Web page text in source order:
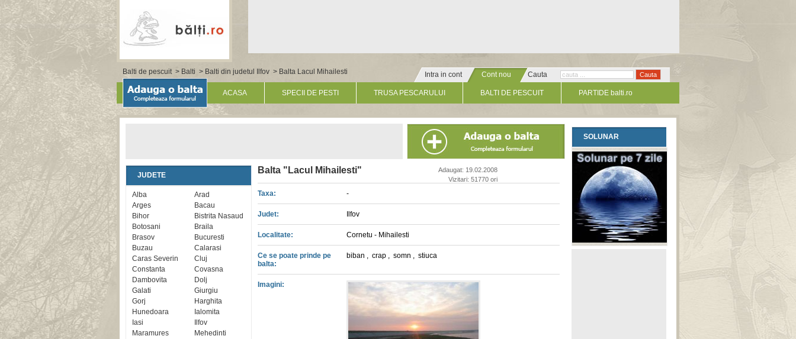
Balti de pescuit> Balti > Balti din judetul Ilfov > Balta Lacul Mihailesti Intra in cont
Cont nou
» Click pentru un cont nou
Cauta
ACASA SPECII DE PESTI TRUSA PESCARULUI BALTI DE PESCUIT PARTIDE balti.ro
JUDETE
Alba
Arad
Arges
Bacau
Bihor
Bistrita Nasaud
Botosani
Braila
Brasov
Bucuresti
Buzau
Calarasi
Caras Severin
Cluj
Constanta
Covasna
Dambovita
Dolj
Galati
Giurgiu
Gorj
Harghita
Hunedoara
Ialomita
Iasi
Ilfov
Maramures
Mehedinti
Balta "Lacul Mihailesti"
Adaugat: 19.02.2008
Vizitari: 51770 ori
Taxa: -
Judet: Ilfov
Localitate: Cornetu - Mihailesti
Ce se poate prinde pe
balta:
biban , crap , somn , stiuca
Imagini:
SOLUNAR